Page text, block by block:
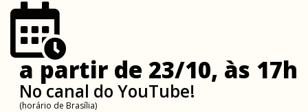
a partir de 23/10, às 17h
No canal do YouTube!
(horário de Brasília)